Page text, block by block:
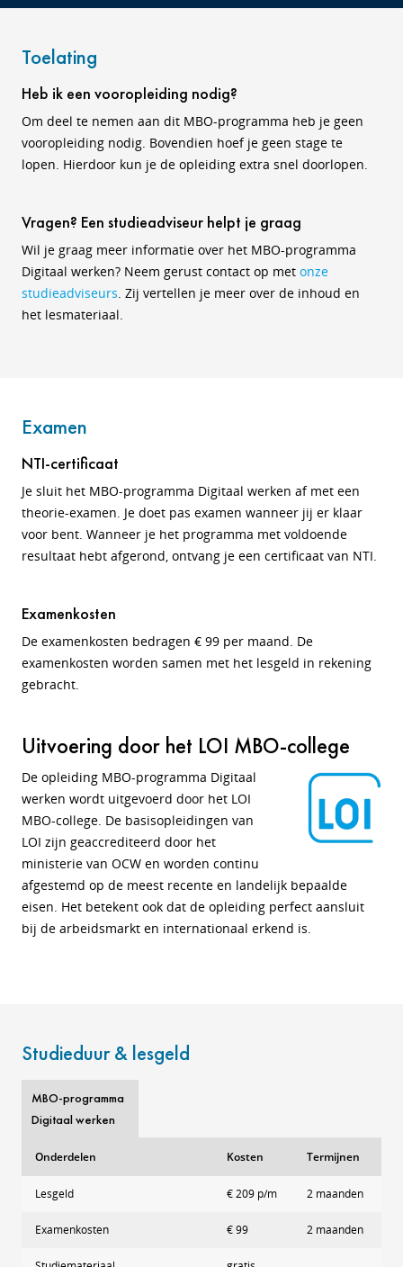
Toelating
Heb ik een vooropleiding nodig?
Om deel te nemen aan dit MBO-programma heb je geen
vooropleiding nodig. Bovendien hoef je geen stage te
lopen. Hierdoor kun je de opleiding extra snel doorlopen.
Vragen? Een studieadviseur helpt je graag
Wil je graag meer informatie over het MBO-programma
Digitaal werken? Neem gerust contact op met onze
studieadviseurs. Zij vertellen je meer over de inhoud en
het lesmateriaal.
Examen
NTI-certificaat
Je sluit het MBO-programma Digitaal werken af met een
theorie-examen. Je doet pas examen wanneer jij er klaar
voor bent. Wanneer je het programma met voldoende
resultaat hebt afgerond, ontvang je een certificaat van NTI.
Examenkosten
De examenkosten bedragen € 99 per maand. De
examenkosten worden samen met het lesgeld in rekening
gebracht.
Uitvoering door het LOI MBO-college
De opleiding MBO-programma Digitaal
werken wordt uitgevoerd door het LOI
MBO-college. De basisopleidingen van
LOI zijn geaccrediteerd door het
ministerie van OCW en worden continu
afgestemd op de meest recente en landelijk bepaalde
eisen. Het betekent ook dat de opleiding perfect aansluit
bij de arbeidsmarkt en internationaal erkend is.
Studieduur & lesgeld
MBO-programma
Digitaal werken
Onderdelen Kosten Termijnen
Lesgeld € 209 p/m 2 maanden
Examenkosten € 99 2 maanden